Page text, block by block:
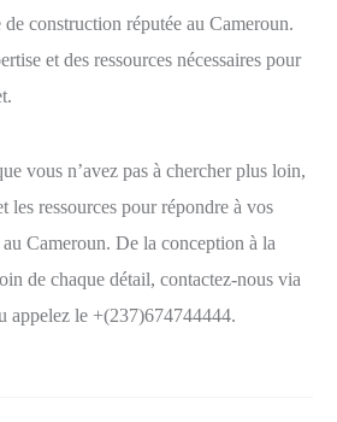
construction réputée au Cameroun.
et des ressources nécessaires pour
vous n’avez pas à chercher plus loin,
les ressources pour répondre à vos
Cameroun. De la conception à la
de chaque détail, contactez-nous via
appelez le +(237)674744444.